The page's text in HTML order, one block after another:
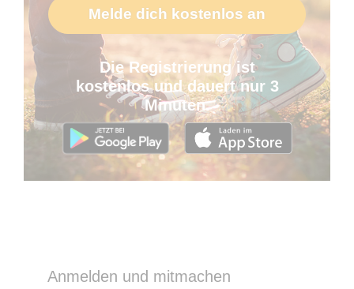
Melde dich kostenlos an
Die Registrierung ist
kostenlos und dauert nur 3
Minuten.
Anmelden und mitmachen